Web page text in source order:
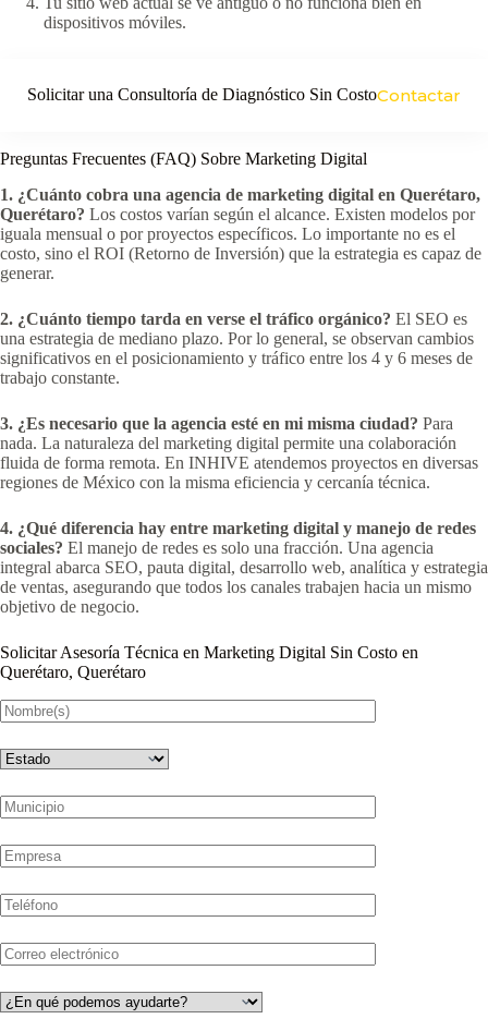
dispositivos móviles.
Solicitar una Consultoría de Diagnóstico Sin CostoContactar
Preguntas Frecuentes (FAQ) Sobre Marketing Digital
1. ¿Cuánto cobra una agencia de marketing digital en Querétaro,
Querétaro? Los costos varían según el alcance. Existen modelos por
iguala mensual o por proyectos específicos. Lo importante no es el
costo, sino el ROI (Retorno de Inversión) que la estrategia es capaz de
generar.
2. ¿Cuánto tiempo tarda en verse el tráfico orgánico? El SEO es
una estrategia de mediano plazo. Por lo general, se observan cambios
significativos en el posicionamiento y tráfico entre los 4 y 6 meses de
trabajo constante.
3. ¿Es necesario que la agencia esté en mi misma ciudad? Para
nada. La naturaleza del marketing digital permite una colaboración
fluida de forma remota. En INHIVE atendemos proyectos en diversas
regiones de México con la misma eficiencia y cercanía técnica.
4. ¿Qué diferencia hay entre marketing digital y manejo de redes
sociales? El manejo de redes es solo una fracción. Una agencia
integral abarca SEO, pauta digital, desarrollo web, analítica y estrategia
de ventas, asegurando que todos los canales trabajen hacia un mismo
objetivo de negocio.
Solicitar Asesoría Técnica en Marketing Digital Sin Costo en
Querétaro, Querétaro